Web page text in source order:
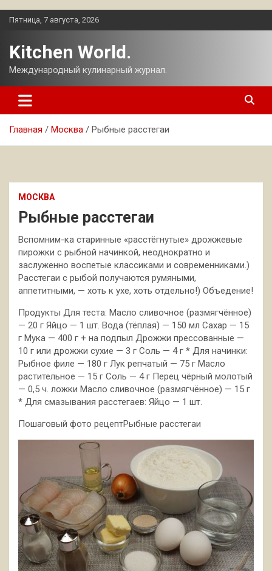
Перейти
Пятница, 7 августа, 2026
Kitchen World.
Международный кулинарный журнал.
Главная Москва Рыбные расстегаи
МОСКВА
Рыбные расстегаи
Вспомним-ка старинные «расстёгнутые» дрожжевые
пирожки с рыбной начинкой, неоднократно и
заслуженно воспетые классиками и современниками.)
Расстегаи с рыбой получаются румяными,
аппетитными, — хоть к ухе, хоть отдельно!) Объедение!
Продукты Для теста: Масло сливочное (размягчённое)
— 20 г Яйцо — 1 шт. Вода (тёплая) — 150 мл Сахар — 15
г Мука — 400 г + на подпыл Дрожжи прессованные —
10 г или дрожжи сухие — 3 г Соль — 4 г * Для начинки:
Рыбное филе — 180 г Лук репчатый — 75 г Масло
растительное — 15 г Соль — 4 г Перец чёрный молотый
— 0,5 ч. ложки Масло сливочное (размягчённое) — 15 г
* Для смазывания расстегаев: Яйцо — 1 шт.
Пошаговый фото рецептРыбные расстегаи